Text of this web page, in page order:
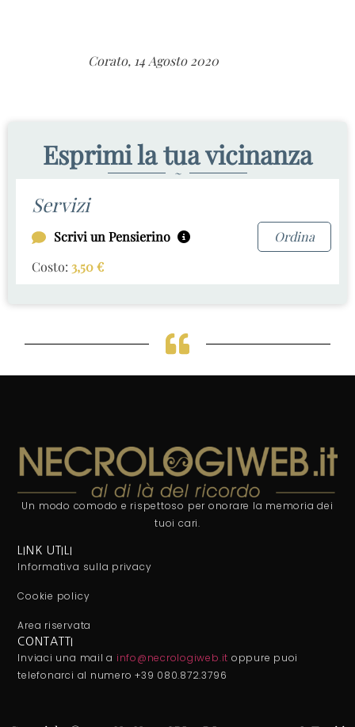
Corato, 14 Agosto 2020
Esprimi la tua vicinanza
~
Servizi
Scrivi un Pensierino
Ordina
Costo: 3,50€
Un modo comodo e rispettoso per onorare la memoria dei
tuoi cari.
LINK UTILI
Informativa sulla privacy
Cookie policy
Area riservata
CONTATTI
Inviaci una mail a info@necrologiweb.it oppure puoi
telefonarci al numero +39 080.872.3796